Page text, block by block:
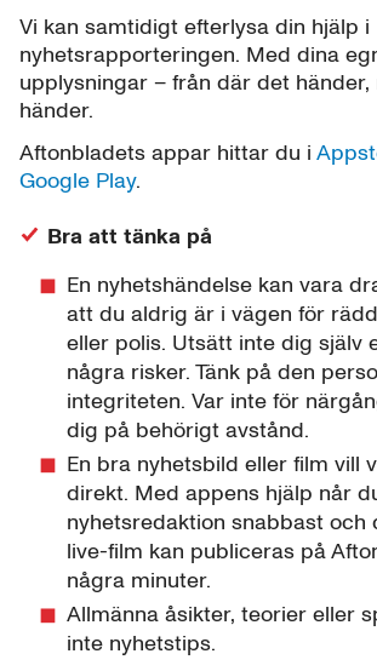
Vi kan samtidigt efterlysa din hjälp i
nyhetsrapporteringen. Med dina
upplysningar – från där det
händer.
Aftonbladets appar hittar du i
Google Play.
Bra att tänka på
En nyhetshändelse kan vara
att du aldrig är i vägen för
eller polis. Utsätt inte dig själv
några risker. Tänk på den
integriteten. Var inte för
dig på behörigt avstånd.
En bra nyhetsbild eller film vill
direkt. Med appens hjälp når
nyhetsredaktion snabbast och
live-film kan publiceras på
några minuter.
Allmänna åsikter, teorier eller
inte nyhetstips.